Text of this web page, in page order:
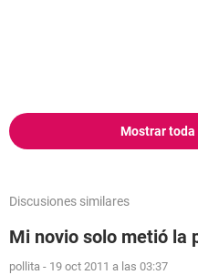
Mostrar
Discusiones similares
Mi novio solo metió la
pollita - 19 oct 2011 a las 03:37